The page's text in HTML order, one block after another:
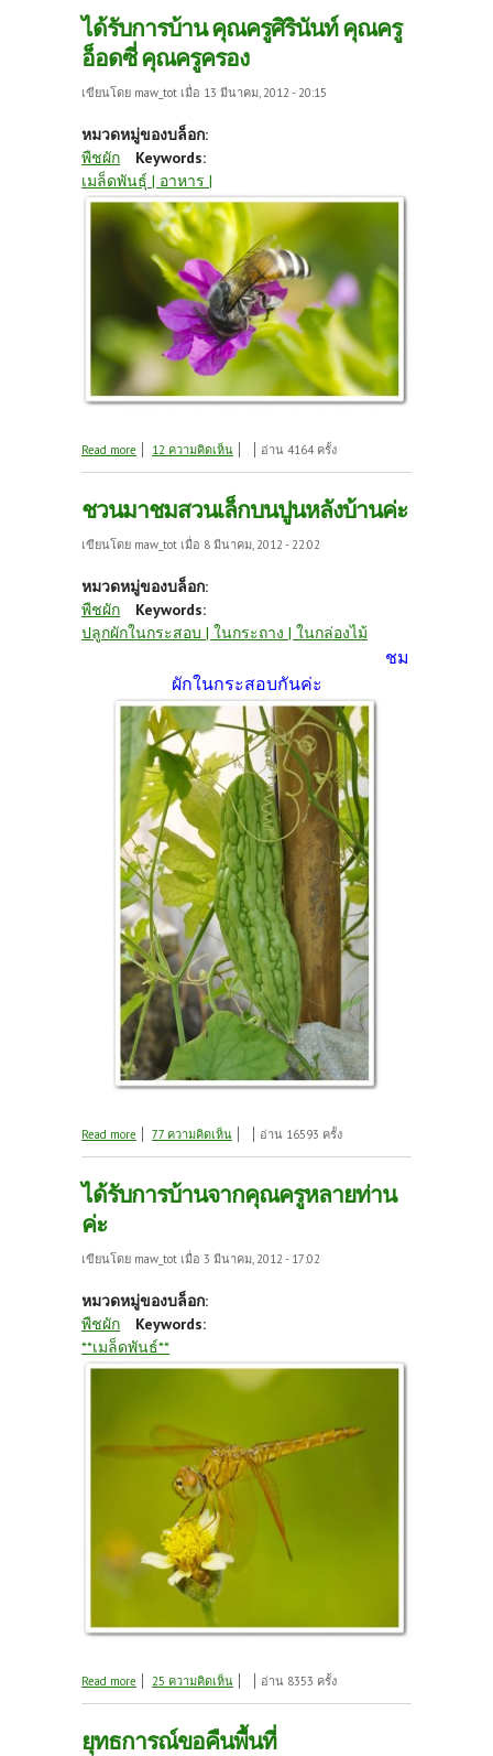
ได้รับการบ้าน คุณครูศิรินันท์ คุณครู
อ็อดซี่ คุณครูครอง
เขียนโดย maw_tot เมื่อ 13 มีนาคม, 2012 - 20:15
หมวดหมู่ของบล็อก:
พืชผัก
Keywords:
เมล็ดพันธุ์ | อาหาร |
Read more about ได้รับการบ้าน คุณครูศิรินันท์ คุณครูอ็อดซี่
12 ความคิดเห็น อ่าน 4164 ครั้ง
ชวนมาชมสวนเล็กบนปูนหลังบ้านค่ะ
เขียนโดย maw_tot เมื่อ 8 มีนาคม, 2012 - 22:02
หมวดหมู่ของบล็อก:
พืชผัก
Keywords:
ปลูกผักในกระสอบ | ในกระถาง | ในกล่องไม้
ชม
ผักในกระสอบกันค่ะ
Read more about ชวนมาชมสวนเล็กบนปูนหลังบ้านค่ะ
77 ความคิดเห็น อ่าน 16593 ครั้ง
ได้รับการบ้านจากคุณครูหลายท่าน
ค่ะ
เขียนโดย maw_tot เมื่อ 3 มีนาคม, 2012 - 17:02
หมวดหมู่ของบล็อก:
พืชผัก
Keywords:
**เมล็ดพันธ์**
Read more about ได้รับการบ้านจากคุณครูหลายท่านค่ะ
25 ความคิดเห็น อ่าน 8353 ครั้ง
ยุทธการณ์ขอคืนพื้นที่